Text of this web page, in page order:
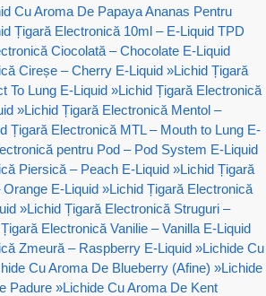
Cu Aroma De Papaya Ananas Pentru
Țigară Electronică 10ml – E-Liquid TPD
Ciocolată – Chocolate E-Liquid
Cireșe – Cherry E-Liquid »Lichid Țigară
To Lung E-Liquid »Lichid Țigară Electronică
»Lichid Țigară Electronică Mentol –
Țigară Electronică MTL – Mouth to Lung E-
pentru Pod – Pod System E-Liquid
Piersică – Peach E-Liquid »Lichid Țigară
E-Liquid »Lichid Țigară Electronică
»Lichid Țigară Electronică Struguri –
Electronică Vanilie – Vanilla E-Liquid
Zmeură – Raspberry E-Liquid »Lichide Cu
Cu Aroma De Blueberry (Afine) »Lichide
Padure »Lichide Cu Aroma De Kent